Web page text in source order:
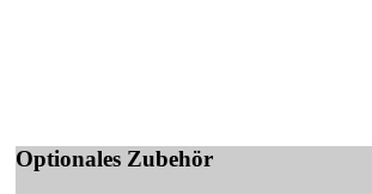
Optionales Zubehör